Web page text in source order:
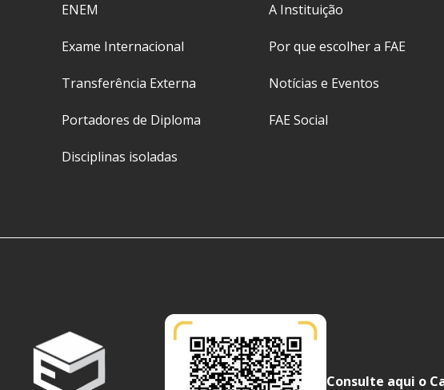
ENEM
Exame Internacional
Transferência Externa
Portadores de Diploma
Disciplinas isoladas
A Instituição
Por que escolher a FAE
Notícias e Eventos
FAE Social
Consulte aqui o